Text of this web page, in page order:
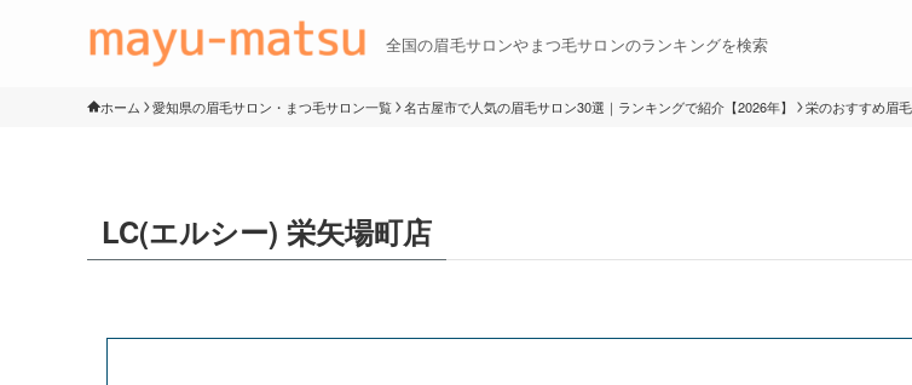
全国の眉毛サロンやまつ毛サロンのランキングを検索
ホーム 愛知県の眉毛サロン・まつ毛サロン一覧 名古屋市で人気の眉毛サロン30選｜ランキングで紹介【2026年】 栄のおすすめ眉
LC(エルシー) 栄矢場町店